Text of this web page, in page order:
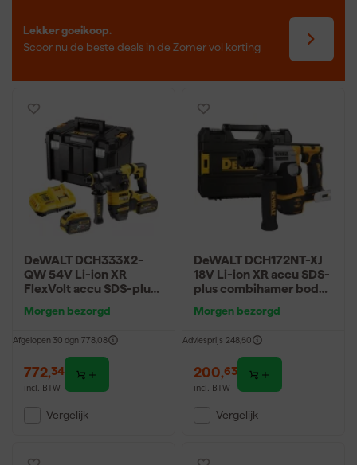
Lekker goeikoop.
Scoor nu de beste deals in de Zomer vol korting
DeWALT DCH333X2-
QW 54V Li-ion XR
FlexVolt accu SDS-plus
9.0Ah) in TSTAK - 3.5J -
Morgen bezorgd
Afgelopen 30 dgn 778,08
772,34
incl. BTW
Vergelijk
DeWALT DCH172NT-XJ
18V Li-ion XR accu SDS-
plus combihamer body
koolborstelloos
Morgen bezorgd
Adviesprijs 248,50
200,63
incl. BTW
Vergelijk